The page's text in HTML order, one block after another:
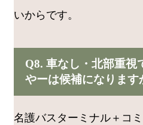
いからです。
Q8. 車なし・北部重視
やーは候補になります
名護バスターミナル＋コ